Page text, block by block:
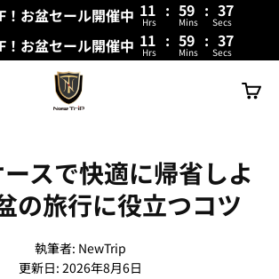
！お盆セール開催中 11 : 59 : 36
Hrs Mins Secs
！お盆セール開催中 11 : 59 : 36
Hrs Mins Secs
New Trip
カート
スで快適に帰省しよ
の旅行に役立つコツ
執筆者: NewTrip
更新日: 2026年8月6日